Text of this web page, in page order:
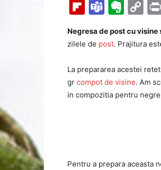
Flipboard
Teams
Negresa de post cu visine
zilele de post. Prajitura
La prepararea acestei
gr compot de visine. Am
in compozitia pentru
Pentru a prepara aceasta